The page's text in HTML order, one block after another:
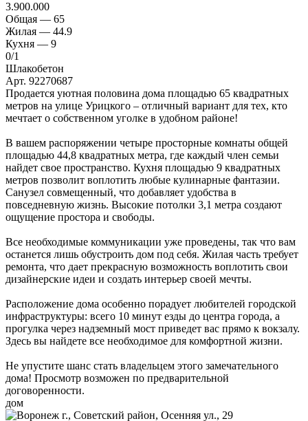
3.900.000
Общая — 65
Жилая — 44.9
Кухня — 9
0/1
Шлакобетон
Арт. 92270687
Продается уютная половина дома площадью 65 квадратных
метров на улице Урицкого – отличный вариант для тех, кто
мечтает о собственном уголке в удобном районе!
В вашем распоряжении четыре просторные комнаты общей
площадью 44,8 квадратных метра, где каждый член семьи
найдет свое пространство. Кухня площадью 9 квадратных
метров позволит воплотить любые кулинарные фантазии.
Санузел совмещенный, что добавляет удобства в
повседневную жизнь. Высокие потолки 3,1 метра создают
ощущение простора и свободы.
Все необходимые коммуникации уже проведены, так что вам
останется лишь обустроить дом под себя. Жилая часть требует
ремонта, что дает прекрасную возможность воплотить свои
дизайнерские идеи и создать интерьер своей мечты.
Расположение дома особенно порадует любителей городской
инфраструктуры: всего 10 минут езды до центра города, а
прогулка через надземный мост приведет вас прямо к вокзалу.
Здесь вы найдете все необходимое для комфортной жизни.
Не упустите шанс стать владельцем этого замечательного
дома! Просмотр возможен по предварительной
договоренности.
дом